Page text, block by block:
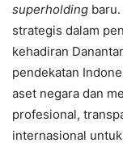
superholding
strategis dalam
kehadiran
pendekatan
aset negara dan
profesional,
internasional